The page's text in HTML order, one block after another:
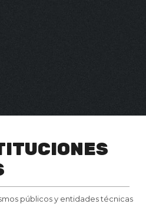
públicos y entidades técnicas